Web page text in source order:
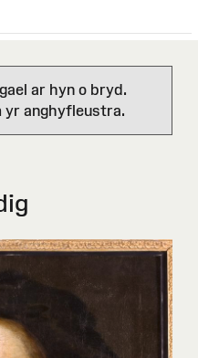
ar hyn o bryd.
yr anghyfleustra.